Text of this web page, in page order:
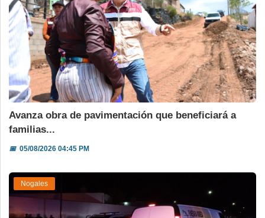
Avanza obra de pavimentación que beneficiará a
familias...
📅05/08/2026 04:45 PM
Nogales